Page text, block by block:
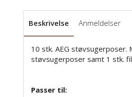
Beskrivelse Anmeldelser
10 stk. AEG støvsugerposer.
støvsugerposer samt 1 stk.
Passer til: